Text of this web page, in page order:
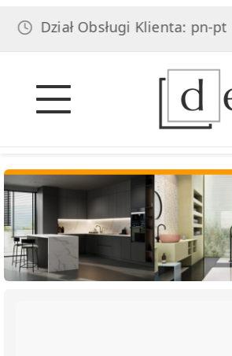
Obsługi Klienta: pn-pt 8:00-